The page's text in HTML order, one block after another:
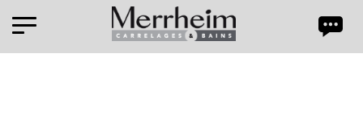
Panneau de gestion des cookies